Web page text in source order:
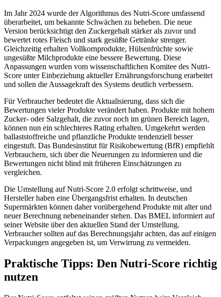
Im Jahr 2024 wurde der Algorithmus des Nutri-Score umfassend
überarbeitet, um bekannte Schwächen zu beheben. Die neue
Version berücksichtigt den Zuckergehalt stärker als zuvor und
bewertet rotes Fleisch und stark gesüßte Getränke strenger.
Gleichzeitig erhalten Vollkornprodukte, Hülsenfrüchte sowie
ungesüßte Milchprodukte eine bessere Bewertung. Diese
Anpassungen wurden vom wissenschaftlichen Komitee des Nutri-
Score unter Einbeziehung aktueller Ernährungsforschung erarbeitet
und sollen die Aussagekraft des Systems deutlich verbessern.
Für Verbraucher bedeutet die Aktualisierung, dass sich die
Bewertungen vieler Produkte verändert haben. Produkte mit hohem
Zucker- oder Salzgehalt, die zuvor noch im grünen Bereich lagen,
können nun ein schlechteres Rating erhalten. Umgekehrt werden
ballaststoffreiche und pflanzliche Produkte tendenziell besser
eingestuft. Das Bundesinstitut für Risikobewertung (BfR) empfiehlt
Verbrauchern, sich über die Neuerungen zu informieren und die
Bewertungen nicht blind mit früheren Einschätzungen zu
vergleichen.
Die Umstellung auf Nutri-Score 2.0 erfolgt schrittweise, und
Hersteller haben eine Übergangsfrist erhalten. In deutschen
Supermärkten können daher vorübergehend Produkte mit alter und
neuer Berechnung nebeneinander stehen. Das BMEL informiert auf
seiner Website über den aktuellen Stand der Umstellung.
Verbraucher sollten auf das Berechnungsjahr achten, das auf einigen
Verpackungen angegeben ist, um Verwirrung zu vermeiden.
Praktische Tipps: Den Nutri-Score richtig
nutzen